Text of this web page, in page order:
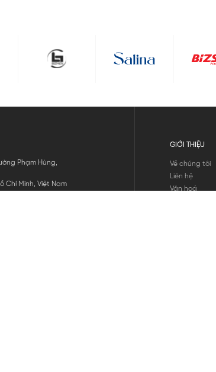
Phạm Hùng,
Chí Minh, Việt Nam
GIỚI THIỆU
Về chúng tôi
Liên hệ
Văn hoá